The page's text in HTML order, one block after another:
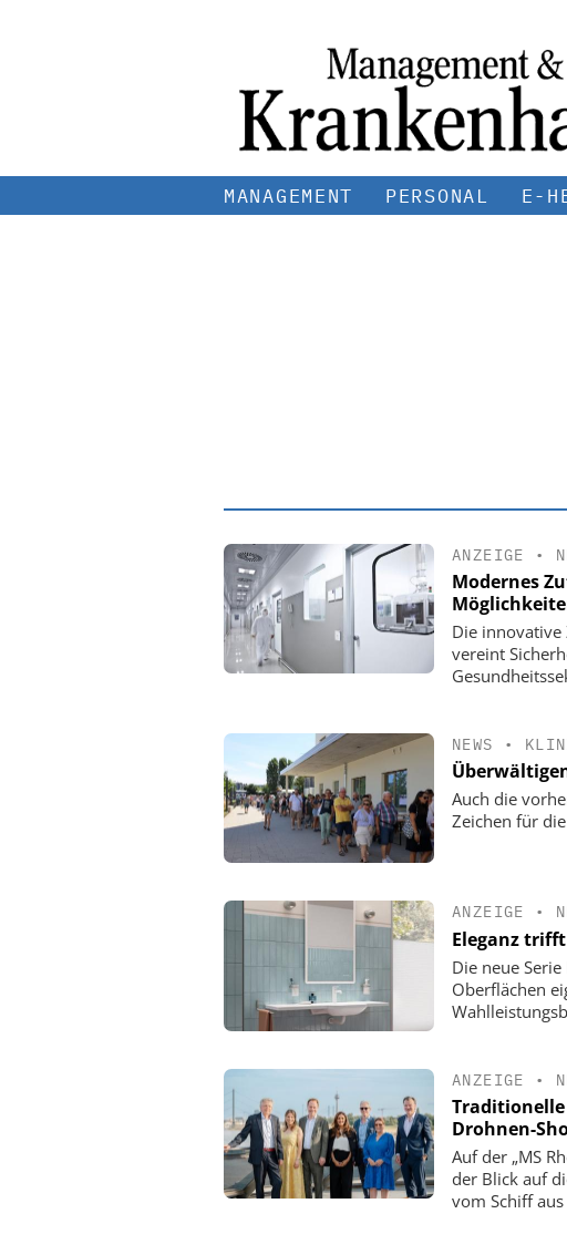
MANAGEMENT PERSONAL E-
ANZEIGE •
Modernes
Die
vereint
NEWS •
Auch die
Zeichen für
ANZEIGE •
Eleganz
Die neue
Oberflächen
ANZEIGE •
Drohnen-
Auf der „MS
der Blick auf
vom Schiff
EASY SOFTWARE AG
Digitalisierung im
Ordnung zur KI-fähigen